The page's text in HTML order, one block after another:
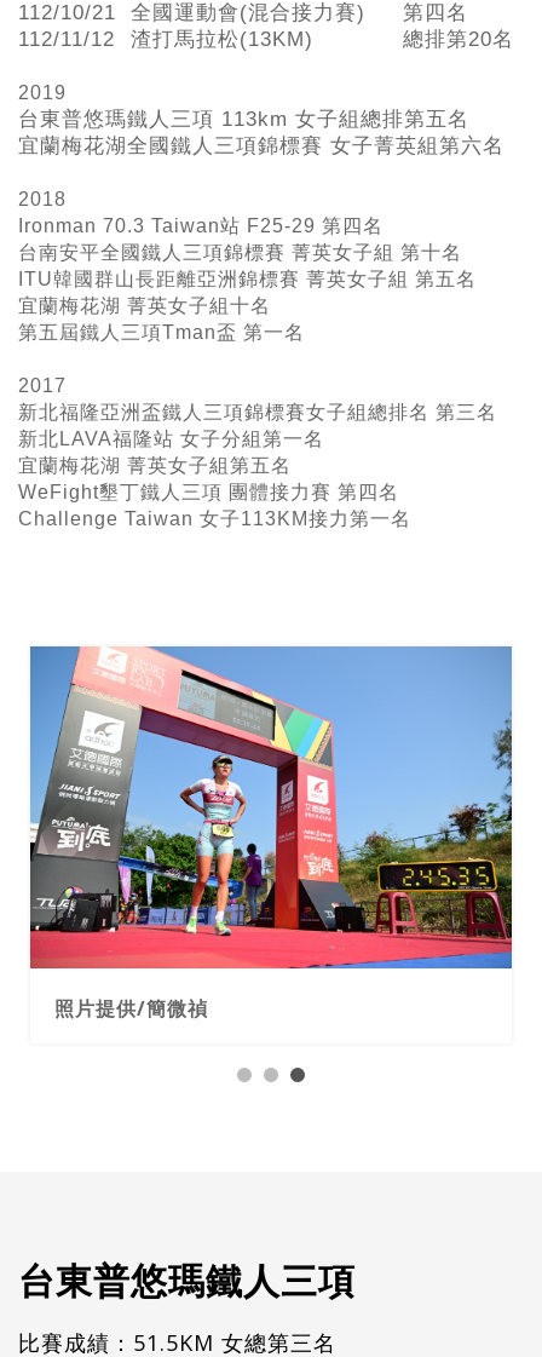
112/10/21
全國運動會(混合接力賽)
第四名
112/11/12
渣打馬拉松(13KM) 總排第20名
2019
台東普悠瑪鐵人三項 113km 女子組總排第五名
宜蘭梅花湖全國鐵人三項錦標賽 女子菁英組第六名
2018
Ironman 70.3 Taiwan站 F25-29 第四名
台南安平全國鐵人三項錦標賽 菁英女子組 第十名
ITU韓國群山長距離亞洲錦標賽 菁英女子組 第五名
宜蘭梅花湖 菁英女子組十名
第五屆鐵人三項Tman盃 第一名
2017
新北福隆亞洲盃鐵人三項錦標賽女子組總排名 第三名
新北LAVA福隆站 女子分組第一名
宜蘭梅花湖 菁英女子組第五名
WeFight墾丁鐵人三項 團體接力賽 第四名
Challenge Taiwan 女子113KM接力第一名
照片提供/簡微禎
台東普悠瑪鐵人三項
比賽成績：51.5KM 女總第三名